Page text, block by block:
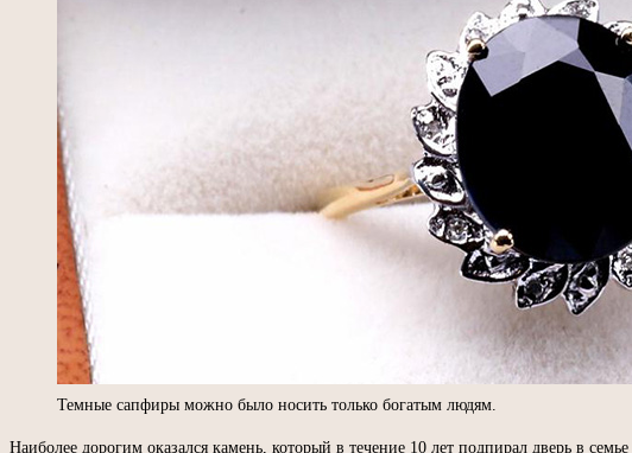
Темные сапфиры можно было носить только богатым людям.
Наиболее дорогим оказался камень, который в течение 10 лет подпирал дверь в